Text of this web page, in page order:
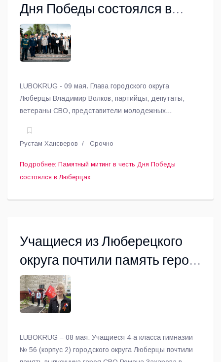
Дня Победы состоялся в
Люберцах
LUBOKRUG - 09 мая. Глава городского округа
Люберцы Владимир Волков, партийцы, депутаты,
ветераны СВО, представители молодежных
Вечному огню на Октябрьском проспекте и почтили
память героев Великой Отечественной войны
минутой молчания.
Рустам Хансверов Срочно
Подробнее: Памятный митинг в честь Дня Победы
состоялся в Люберцах
Учащиеся из Люберецкого
округа почтили память героя
СВО Романа Захарова в
день его рождения
LUBOKRUG – 08 мая. Учащиеся 4-а класса гимназии
№ 56 (корпус 2) городского округа Люберцы почтили